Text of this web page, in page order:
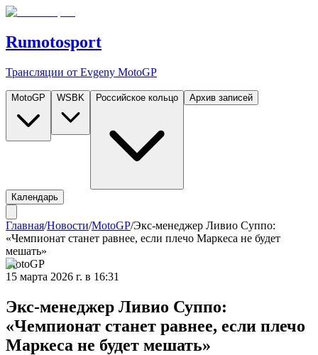
Rumotosport
Трансляции от Evgeny MotoGP
MotoGP WSBK Российское кольцо Архив записей
Календарь
Главная/Новости/MotoGP/Экс-менеджер Ливио Суппо:
«Чемпионат станет равнее, если плечо Маркеса не будет
мешать»
MotoGP
15 марта 2026 г. в 16:31
Экс-менеджер Ливио Суппо:
«Чемпионат станет равнее, если плечо
Маркеса не будет мешать»